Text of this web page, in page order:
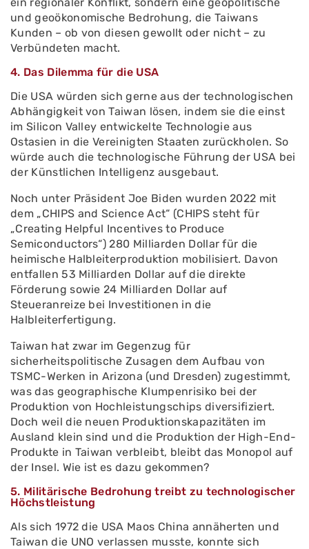
und geoökonomische Bedrohung, die Taiwans
Kunden – ob von diesen gewollt oder nicht – zu
Verbündeten macht.
4. Das Dilemma für die USA
Die USA würden sich gerne aus der technologischen
Abhängigkeit von Taiwan lösen, indem sie die einst
im Silicon Valley entwickelte Technologie aus
Ostasien in die Vereinigten Staaten zurückholen. So
würde auch die technologische Führung der USA bei
der Künstlichen Intelligenz ausgebaut.
Noch unter Präsident Joe Biden wurden 2022 mit
dem „CHIPS and Science Act“ (CHIPS steht für
„Creating Helpful Incentives to Produce
Semiconductors“) 280 Milliarden Dollar für die
heimische Halbleiterproduktion mobilisiert. Davon
entfallen 53 Milliarden Dollar auf die direkte
Förderung sowie 24 Milliarden Dollar auf
Steueranreize bei Investitionen in die
Halbleiterfertigung.
Taiwan hat zwar im Gegenzug für
sicherheitspolitische Zusagen dem Aufbau von
TSMC-Werken in Arizona (und Dresden) zugestimmt,
was das geographische Klumpenrisiko bei der
Produktion von Hochleistungschips diversifiziert.
Doch weil die neuen Produktionskapazitäten im
Ausland klein sind und die Produktion der High-End-
Produkte in Taiwan verbleibt, bleibt das Monopol auf
der Insel. Wie ist es dazu gekommen?
5. Militärische Bedrohung treibt zu technologischer
Höchstleistung
Als sich 1972 die USA Maos China annäherten und
Taiwan die UNO verlassen musste, konnte sich